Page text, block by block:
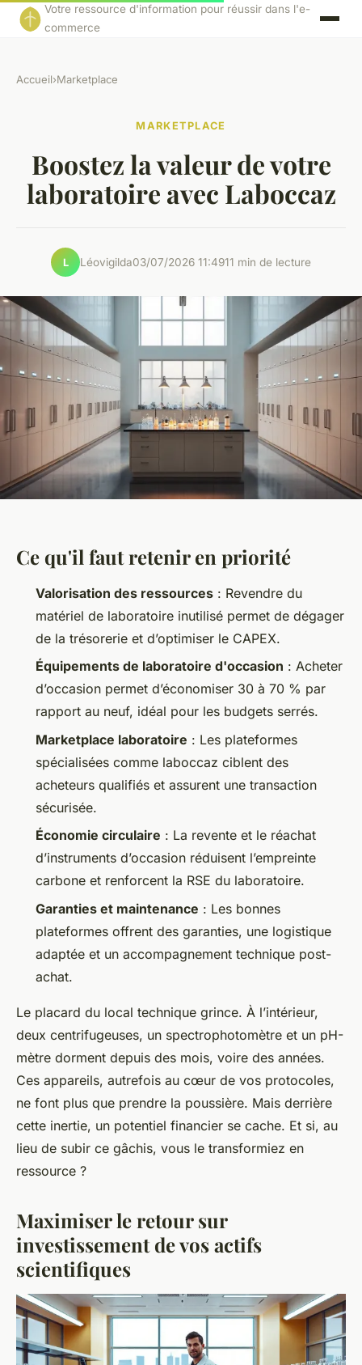
Votre ressource d'information pour réussir dans l'e-
commerce
Accueil›Marketplace
MARKETPLACE
Boostez la valeur de votre
laboratoire avec Laboccaz
L Léovigilda03/07/2026 11:4911 min de lecture
Ce qu'il faut retenir en priorité
Valorisation des ressources : Revendre du
matériel de laboratoire inutilisé permet de dégager
de la trésorerie et d’optimiser le CAPEX.
Équipements de laboratoire d'occasion : Acheter
d’occasion permet d’économiser 30 à 70 % par
rapport au neuf, idéal pour les budgets serrés.
Marketplace laboratoire : Les plateformes
spécialisées comme laboccaz ciblent des
acheteurs qualifiés et assurent une transaction
sécurisée.
Économie circulaire : La revente et le réachat
d’instruments d’occasion réduisent l’empreinte
carbone et renforcent la RSE du laboratoire.
Garanties et maintenance : Les bonnes
plateformes offrent des garanties, une logistique
adaptée et un accompagnement technique post-
achat.
Le placard du local technique grince. À l’intérieur,
deux centrifugeuses, un spectrophotomètre et un pH-
mètre dorment depuis des mois, voire des années.
Ces appareils, autrefois au cœur de vos protocoles,
ne font plus que prendre la poussière. Mais derrière
cette inertie, un potentiel financier se cache. Et si, au
lieu de subir ce gâchis, vous le transformiez en
ressource ?
Maximiser le retour sur
investissement de vos actifs
scientifiques